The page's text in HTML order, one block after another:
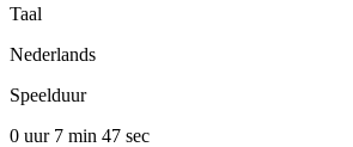
Taal
Nederlands
Speelduur
0 uur 7 min 47 sec